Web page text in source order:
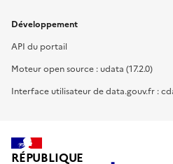
Développement
API du portail
Moteur open source : udata (17.2.0)
Interface utilisateur de data.gouv.fr :
RÉPUBLIQUE